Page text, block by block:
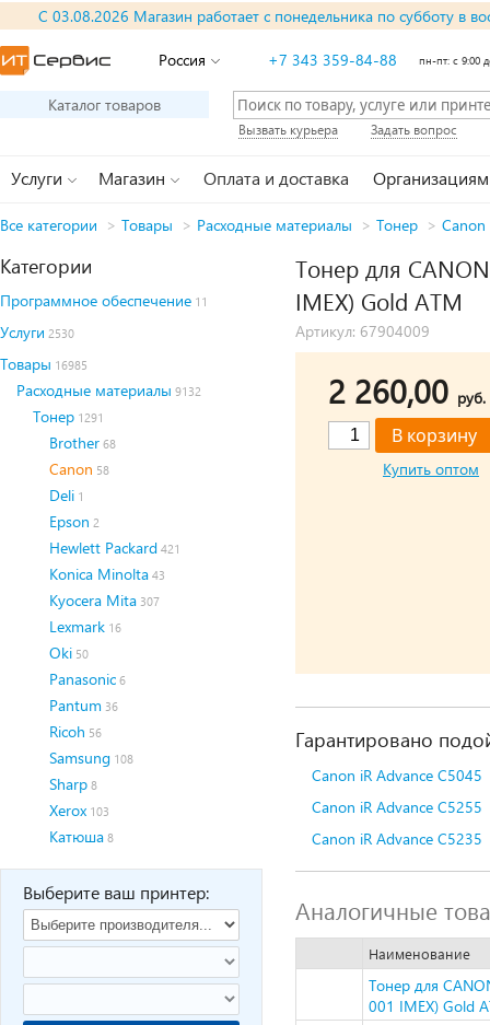
С 03.08.2026 Магазин работает с понедельника по субботу в
Россия +7 343 359-84-88 пн-пт: с 9:00
Каталог товаров
Вызвать курьера Задать вопрос
Услуги Магазин Оплата и доставка Организациям
Все категории > Товары > Расходные материалы > Тонер > Canon
Категории
Программное обеспечение 11
Услуги 2530
Товары 16985
Расходные материалы 9132
Тонер 1291
Brother 68
Canon 58
Deli 1
Epson 2
Hewlett Packard 421
Konica Minolta 43
Kyocera Mita 307
Lexmark 16
Oki 50
Panasonic 6
Pantum 36
Ricoh 56
Samsung 108
Sharp 8
Xerox 103
Катюша 8
Выберите ваш принтер:
Тонер для
IMEX) Gold ATM
Артикул: 67904009
2 260,00 руб.
Купить оптом
Гарантировано
Canon iR Advance C5045
Canon iR Advance C5255
Canon iR Advance C5235
Аналогичные
Наименование
Тонер для
001 IMEX) Gold